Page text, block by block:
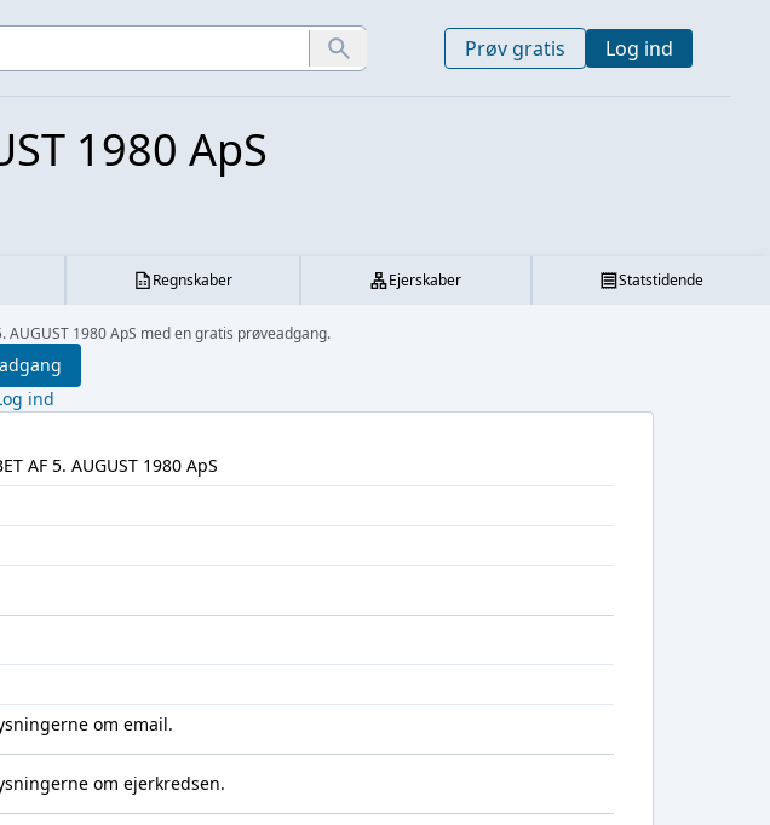
Prøv gratis Log ind
1980 ApS
Regnskaber Ejerskaber Statstidende
AUGUST 1980 ApS med en gratis prøveadgang.
ind
AF 5. AUGUST 1980 ApS
om email.
om ejerkredsen.